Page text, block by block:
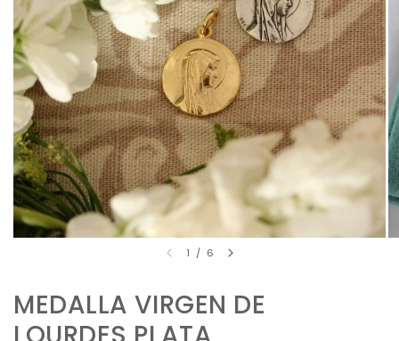
1 / 6
MEDALLA VIRGEN DE